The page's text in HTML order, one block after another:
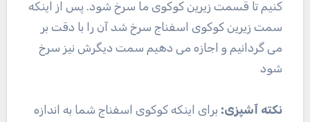
کنیم تا قسمت زیرین کوکوی ما سرخ شود. پس از اینکه
سمت زیرین کوکوی اسفناج سرخ شد آن را با دقت بر
می گردانیم و اجازه می دهیم سمت دیگرش نیز سرخ
شود
نکته آشپزی: برای اینکه کوکوی اسفناج شما به اندازه